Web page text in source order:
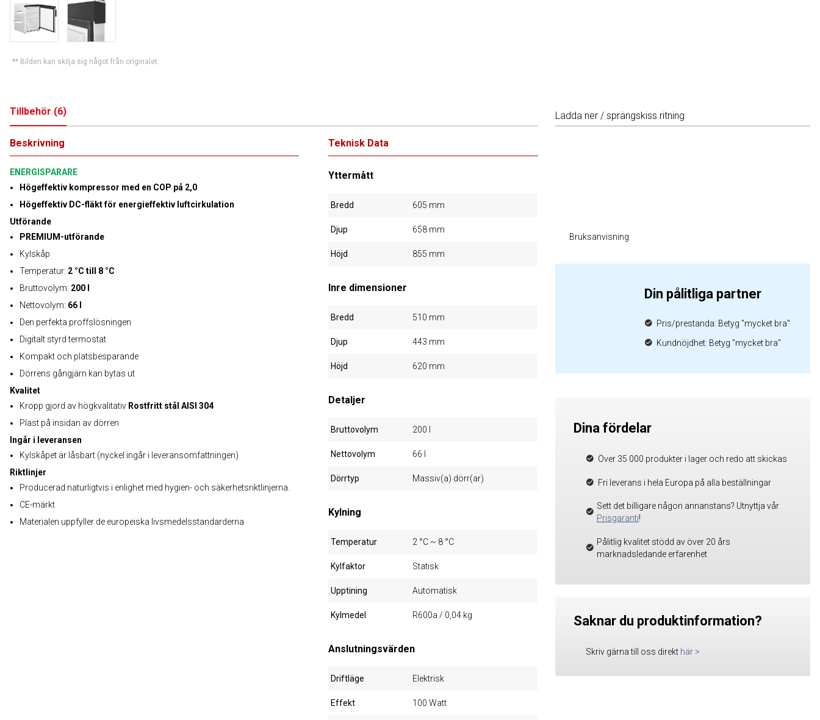
** Bilden kan skilja sig något från originalet.
Tillbehör (6)
Beskrivning
ENERGISPARARE
Högeffektiv kompressor med en COP på 2,0
Högeffektiv DC-fläkt för energieffektiv luftcirkulation
Utförande
PREMIUM-utförande
Kylskåp
Temperatur: 2 °C till 8 °C
Bruttovolym: 200 l
Nettovolym: 66 l
Den perfekta proffslösningen
Digitalt styrd termostat
Kompakt och platsbesparande
Dörrens gångjärn kan bytas ut
Kvalitet
Kropp gjord av högkvalitativ Rostfritt stål AISI 304
Plast på insidan av dörren
Ingår i leveransen
Kylskåpet är låsbart (nyckel ingår i leveransomfattningen)
Riktlinjer
Producerad naturligtvis i enlighet med hygien- och säkerhetsriktlinjerna.
CE-märkt
Materialen uppfyller de europeiska livsmedelsstandarderna
Teknisk Data
Yttermått
Bredd 605 mm
Djup 658 mm
Höjd 855 mm
Inre dimensioner
Bredd 510 mm
Djup 443 mm
Höjd 620 mm
Detaljer
Bruttovolym 200 l
Nettovolym 66 l
Dörrtyp Massiv(a) dörr(ar)
Kylning
Temperatur 2 °C ~ 8 °C
Kylfaktor Statisk
Upptining Automatisk
Kylmedel R600a / 0,04 kg
Anslutningsvärden
Driftläge Elektrisk
Effekt 100 Watt
Ladda ner / sprängskiss ritning
Bruksanvisning
Din pålitliga partner
Pris/prestanda: Betyg "mycket bra"
Kundnöjdhet: Betyg "mycket bra"
Dina fördelar
Över 35 000 produkter i lager och redo att skickas
Fri leverans i hela Europa på alla beställningar
Sett det billigare någon annanstans? Utnyttja vår
Prisgaranti!
Pålitlig kvalitet stödd av över 20 års
marknadsledande erfarenhet
Saknar du produktinformation?
Skriv gärna till oss direkt här >